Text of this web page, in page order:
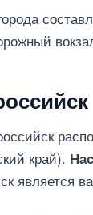
край).
является